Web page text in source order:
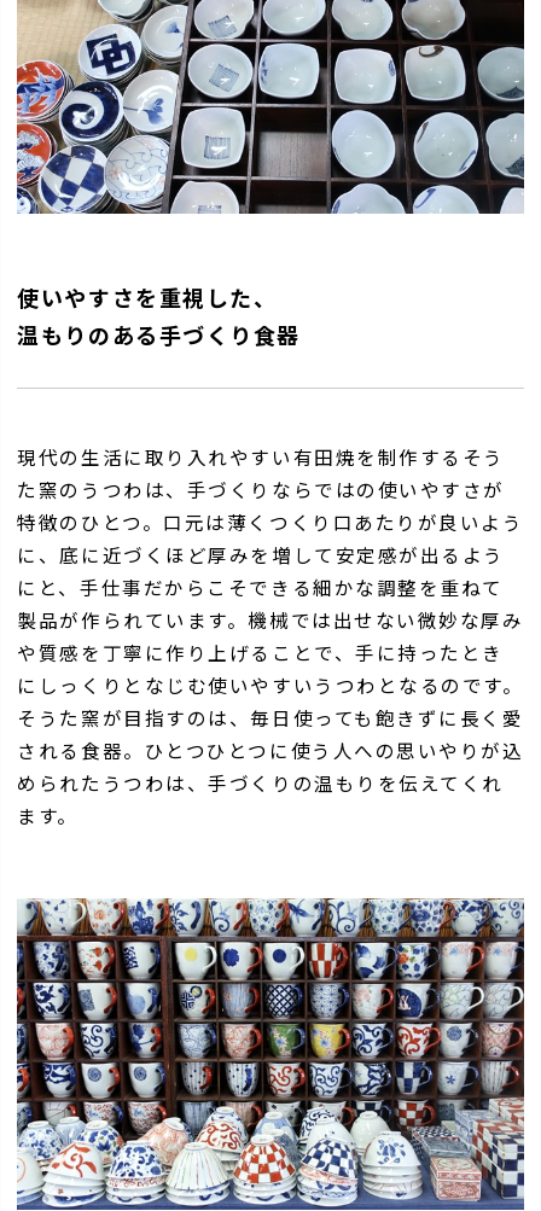
使いやすさを重視した、
温もりのある手づくり食器
現代の生活に取り入れやすい有田焼を制作するそう
た窯のうつわは、手づくりならではの使いやすさが
特徴のひとつ。口元は薄くつくり口あたりが良いよう
に、底に近づくほど厚みを増して安定感が出るよう
にと、手仕事だからこそできる細かな調整を重ねて
製品が作られています。機械では出せない微妙な厚み
や質感を丁寧に作り上げることで、手に持ったとき
にしっくりとなじむ使いやすいうつわとなるのです。
そうた窯が目指すのは、毎日使っても飽きずに長く愛
される食器。ひとつひとつに使う人への思いやりが込
められたうつわは、手づくりの温もりを伝えてくれ
ます。